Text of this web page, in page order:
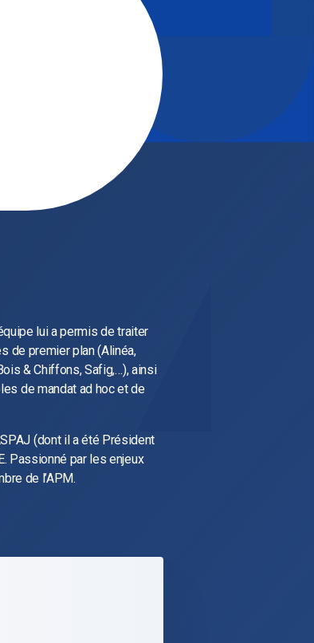
lui a permis de traiter
de premier plan (Alinéa,
& Chiffons, Safig,…), ainsi
de mandat ad hoc et de
(dont il a été Président
Passionné par les enjeux
de l’APM.